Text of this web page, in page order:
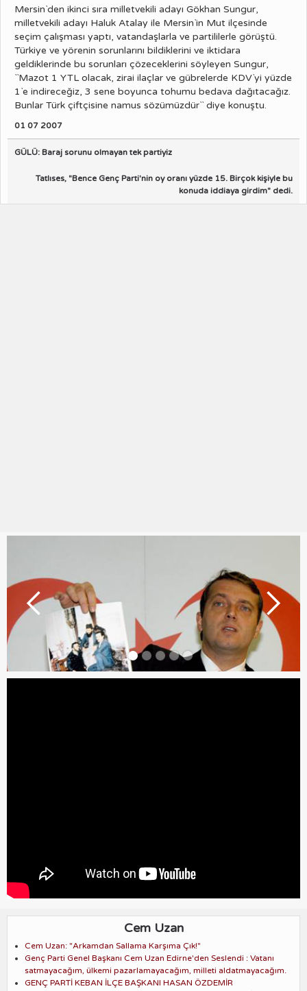
Mersin`den ikinci sıra milletvekili adayı Gökhan Sungur,
milletvekili adayı Haluk Atalay ile Mersin`in Mut ilçesinde
seçim çalışması yaptı, vatandaşlarla ve partililerle görüştü.
Türkiye ve yörenin sorunlarını bildiklerini ve iktidara
geldiklerinde bu sorunları çözeceklerini söyleyen Sungur,
``Mazot 1 YTL olacak, zirai ilaçlar ve gübrelerde KDV`yi yüzde
1`e indireceğiz, 3 sene boyunca tohumu bedava dağıtacağız.
Bunlar Türk çiftçisine namus sözümüzdür`` diye konuştu.
01 07 2007
GÜLÜ: Baraj sorunu olmayan tek partiyiz
Tatlıses, "Bence Genç Parti'nin oy oranı yüzde 15. Birçok kişiyle bu
konuda iddiaya girdim" dedi.
Cem Uzan
Cem Uzan: "Arkamdan Sallama Karşıma Çık!"
Genç Parti Genel Başkanı Cem Uzan Edirne'den Seslendi : Vatanı
satmayacağım, ülkemi pazarlamayacağım, milleti aldatmayacağım.
GENÇ PARTİ KEBAN İLÇE BAŞKANI HASAN ÖZDEMİR